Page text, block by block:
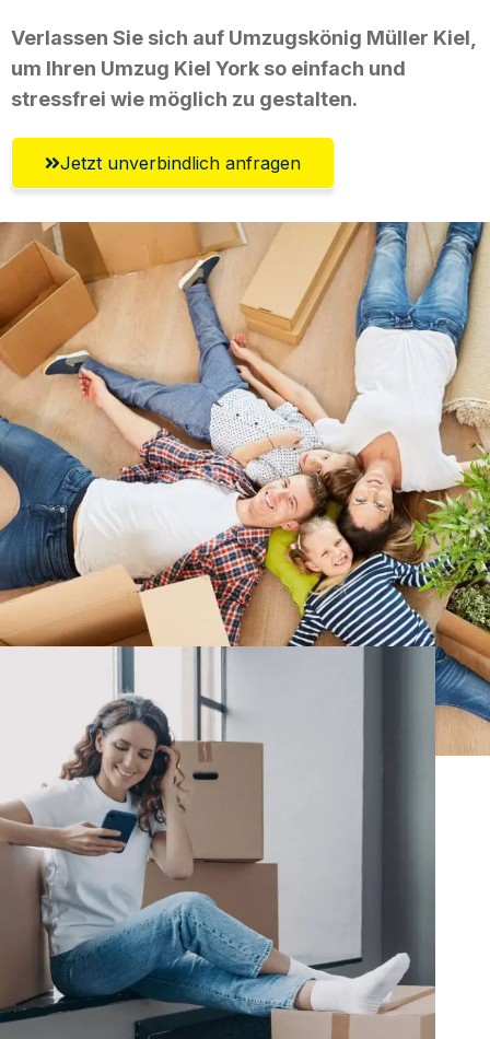
Verlassen Sie sich auf Umzugskönig Müller Kiel,
um Ihren Umzug Kiel York so einfach und
stressfrei wie möglich zu gestalten.
Jetzt unverbindlich anfragen